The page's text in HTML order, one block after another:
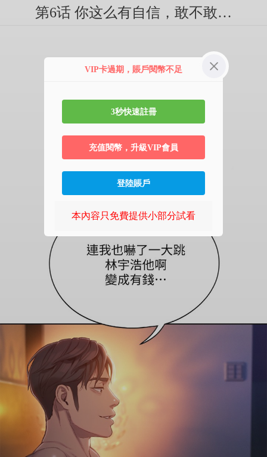
第6话 你这么有自信，敢不敢…
VIP卡過期，賬戶閱幣不足
3秒快速註冊
充值閱幣，升級VIP會員
登陸賬戶
本內容只免費提供小部分試看